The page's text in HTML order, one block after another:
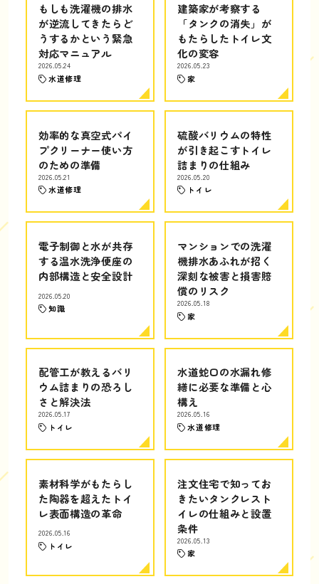
もしも洗濯機の排水
が逆流してきたらど
うするかという緊急
対応マニュアル
2026.05.24
水道修理
建築家が考察する
「タンクの消失」が
もたらしたトイレ文
化の変容
2026.05.23
家
効率的な真空式パイ
プクリーナー使い方
のための準備
2026.05.21
水道修理
硫酸バリウムの特性
が引き起こすトイレ
詰まりの仕組み
2026.05.20
トイレ
電子制御と水が共存
する温水洗浄便座の
内部構造と安全設計
2026.05.20
知識
マンションでの洗濯
機排水あふれが招く
深刻な被害と損害賠
償のリスク
2026.05.18
家
配管工が教えるバリ
ウム詰まりの恐ろし
さと解決法
2026.05.17
トイレ
水道蛇口の水漏れ修
繕に必要な準備と心
構え
2026.05.16
水道修理
素材科学がもたらし
た陶器を超えたトイ
レ表面構造の革命
2026.05.16
トイレ
注文住宅で知ってお
きたいタンクレスト
イレの仕組みと設置
条件
2026.05.13
家